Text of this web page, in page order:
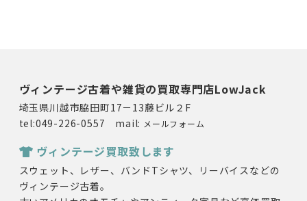
ヴィンテージ古着や雑貨の買取専門店LowJack
埼玉県川越市脇田町17－13藤ビル２F
tel:049-226-0557 mail: メールフォーム
ヴィンテージ買取致します
スウェット、レザー、バンドTシャツ、リーバイスなどの
ヴィンテージ古着。